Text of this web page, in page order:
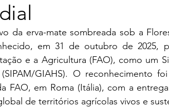
da erva-mate sombreada sob a
em 31 de outubro de 2025,
e a Agricultura (FAO), como um
GIAHS). O reconhecimento
FAO, em Roma (Itália), com a
de territórios agrícolas vivos e